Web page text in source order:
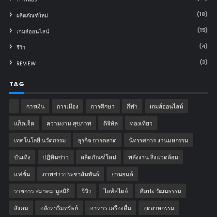
ผลิตภัณฑ์ใหม่ (18)
เกมส์ออนไลน์ (15)
รีวิว (4)
REVIEW (3)
TAG
การเงิน การเมือง การศึกษา กีฬา เกมส์ออนไลน์
แก็ตเจ็ต ความงาม สุขภาพ ดิจิทัล ท่องเที่ยว
เทคโนโลยี นวัตกรรม ธุรกิจ การตลาด นิทรรศการ งานมหกรรม
บันเทิง ปฏิทินข่าว ผลิตภัณฑ์ใหม่ พลังงาน สิ่งแวดล้อม
แฟชั่น ภาพข่าวประชาสัมพันธ์ ‎ยานยนต์‎
ราชการ สมาคม มูลนิธิ รีวิว ไลฟ์สไตล์ ศิลปะ วัฒนธรรม
สังคม อสังหาริมทรัพย์ อาหาร เครื่องดื่ม อุตสาหกรรม